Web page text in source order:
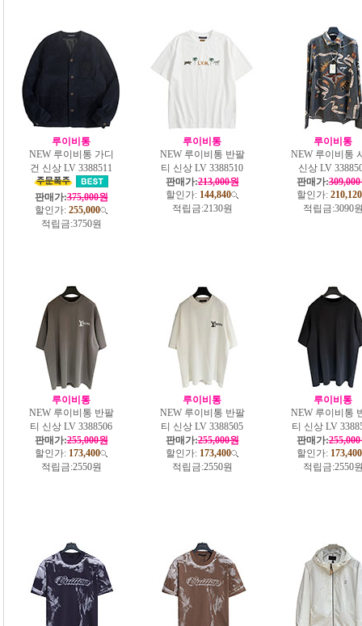
루이비통
NEW 루이비통 가디
건 신상 LV 3388511
판매가:375,000원
할인가: 255,000
적립금:3750원
루이비통
NEW 루이비통 반팔
티 신상 LV 3388510
판매가:213,000원
할인가: 144,840
적립금:2130원
루이비통
NEW 루이비통
신상 LV
판매가:
할인가: 210,120
적립금:3090
루이비통
NEW 루이비통 반팔
티 신상 LV 3388506
판매가:255,000원
할인가: 173,400
적립금:2550원
루이비통
NEW 루이비통 반팔
티 신상 LV 3388505
판매가:255,000원
할인가: 173,400
적립금:2550원
루이비통
NEW 루이비통
티 신상 LV
판매가:
할인가: 173,400
적립금:2550